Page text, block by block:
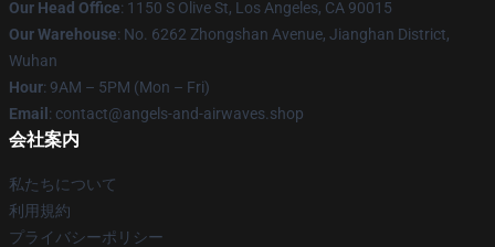
Our Head Office: 1150 S Olive St, Los Angeles, CA 90015
Our Warehouse: No. 6262 Zhongshan Avenue, Jianghan District,
Wuhan
Hour: 9AM – 5PM (Mon – Fri)
Email : contact@angels-and-airwaves.shop
会社案内
私たちについて
利用規約
プライバシーポリシー